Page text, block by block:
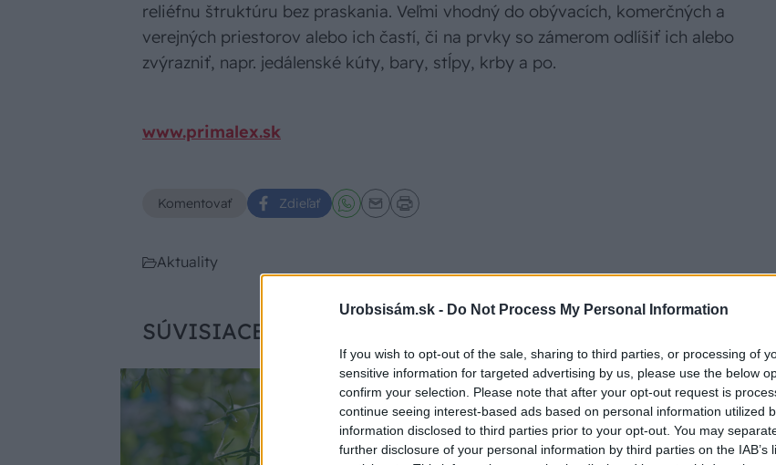
Urobsisám.sk - Do Not Process My Personal Information
If you wish to opt-out of the sale, sharing to third parties, or processing of
sensitive information for targeted advertising by us, please use the below
confirm your selection. Please note that after your opt-out request is
continue seeing interest-based ads based on personal information utilized
information disclosed to third parties prior to your opt-out. You may
further disclosure of your personal information by third parties on the IAB’s
reliéfnu štruktúru bez praskania. Veľmi vhodný do obývacích, komerčných a
verejných priestorov alebo ich častí, či na prvky so zámerom odlíšiť ich alebo
zvýrazniť, napr. jedálenské kúty, bary, stĺpy, krby a po.
www.primalex.sk
Komentovať Zdieľať
Aktuality
SÚVISIACE